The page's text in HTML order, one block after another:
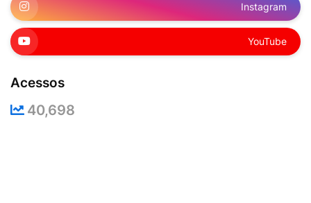
Instagram
YouTube
Acessos
40,698